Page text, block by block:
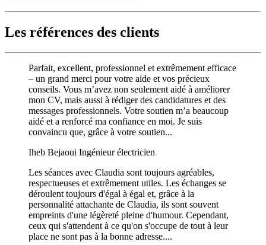
Les références des clients
Parfait, excellent, professionnel et extrêmement efficace
– un grand merci pour votre aide et vos précieux
conseils. Vous m’avez non seulement aidé à améliorer
mon CV, mais aussi à rédiger des candidatures et des
messages professionnels. Votre soutien m’a beaucoup
aidé et a renforcé ma confiance en moi. Je suis
convaincu que, grâce à votre soutien...
Iheb Bejaoui Ingénieur électricien
Les séances avec Claudia sont toujours agréables,
respectueuses et extrêmement utiles. Les échanges se
déroulent toujours d'égal à égal et, grâce à la
personnalité attachante de Claudia, ils sont souvent
empreints d'une légèreté pleine d'humour. Cependant,
ceux qui s'attendent à ce qu'on s'occupe de tout à leur
place ne sont pas à la bonne adresse....